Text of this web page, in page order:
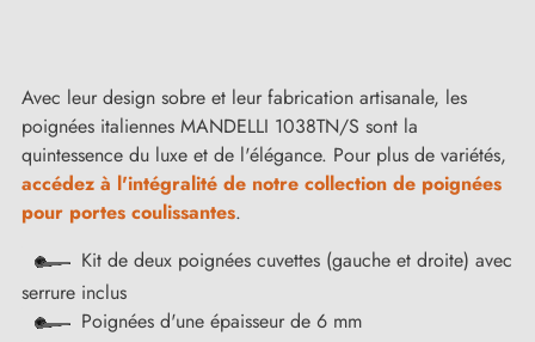
Avec leur design sobre et leur fabrication artisanale, les
poignées italiennes MANDELLI 1038TN/S sont la
quintessence du luxe et de l'élégance. Pour plus de variétés,
accédez à l'intégralité de notre collection de poignées
pour portes coulissantes.
Kit de deux poignées cuvettes (gauche et droite) avec
serrure inclus
Poignées d'une épaisseur de 6 mm